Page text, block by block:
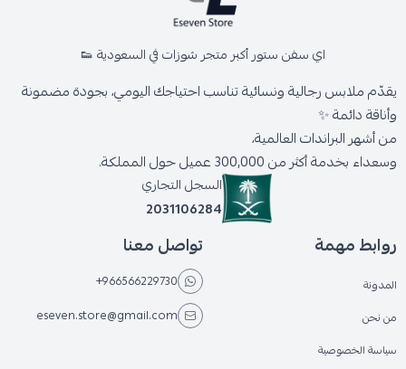
اي سفن ستور أكبر متجر شوزات في السعودية 👟
يقدّم ملابس رجالية ونسائية تناسب احتياجك اليومي، بجودة مضمونة
وأناقة دائمة ✨
من أشهر البراندات العالمية،
وسعداء بخدمة أكثر من 300,000 عميل حول المملكة.
السجل التجاري
2031106284
روابط مهمة
المدونة
من نحن
سياسة الخصوصية
تواصل معنا
+966566229730
eseven.store@gmail.com